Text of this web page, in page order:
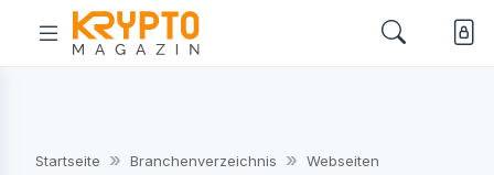
Startseite Branchenverzeichnis Webseiten